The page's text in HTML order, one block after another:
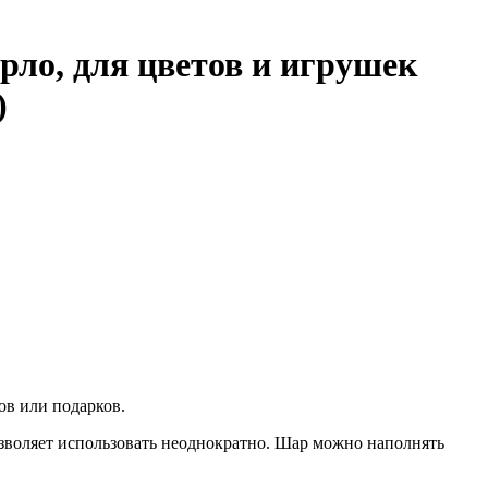
для цветов и игрушек
или подарков.
использовать неоднократно. Шар можно наполнять